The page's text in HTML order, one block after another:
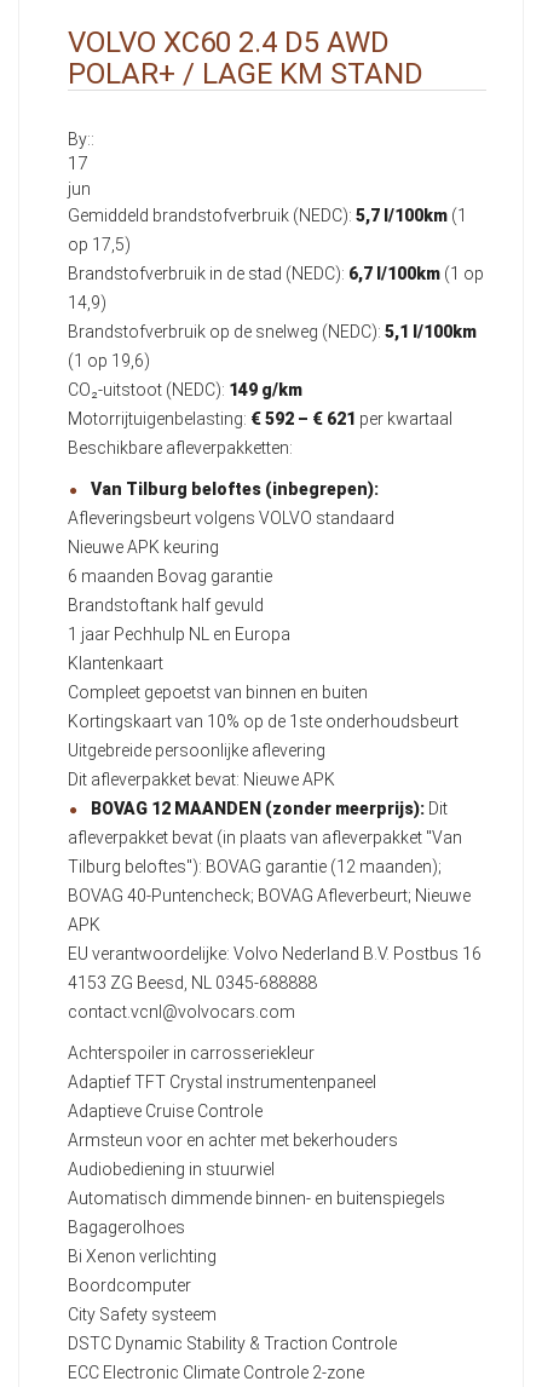
VOLVO XC60 2.4 D5 AWD
POLAR+ / LAGE KM STAND
By::
17
jun
Gemiddeld brandstofverbruik (NEDC): 5,7 l/100km (1
op 17,5)
Brandstofverbruik in de stad (NEDC): 6,7 l/100km (1 op
14,9)
Brandstofverbruik op de snelweg (NEDC): 5,1 l/100km
(1 op 19,6)
CO₂-uitstoot (NEDC): 149 g/km
Motorrijtuigenbelasting: € 592 – € 621 per kwartaal
Beschikbare afleverpakketten:
Van Tilburg beloftes (inbegrepen):
Afleveringsbeurt volgens VOLVO standaard
Nieuwe APK keuring
6 maanden Bovag garantie
Brandstoftank half gevuld
1 jaar Pechhulp NL en Europa
Klantenkaart
Compleet gepoetst van binnen en buiten
Kortingskaart van 10% op de 1ste onderhoudsbeurt
Uitgebreide persoonlijke aflevering
Dit afleverpakket bevat: Nieuwe APK
BOVAG 12 MAANDEN (zonder meerprijs): Dit
afleverpakket bevat (in plaats van afleverpakket "Van
Tilburg beloftes"): BOVAG garantie (12 maanden);
BOVAG 40-Puntencheck; BOVAG Afleverbeurt; Nieuwe
APK
EU verantwoordelijke: Volvo Nederland B.V. Postbus 16
4153 ZG Beesd, NL 0345-688888
contact.vcnl@volvocars.com
Achterspoiler in carrosseriekleur
Adaptief TFT Crystal instrumentenpaneel
Adaptieve Cruise Controle
Armsteun voor en achter met bekerhouders
Audiobediening in stuurwiel
Automatisch dimmende binnen- en buitenspiegels
Bagagerolhoes
Bi Xenon verlichting
Boordcomputer
City Safety systeem
DSTC Dynamic Stability & Traction Controle
ECC Electronic Climate Controle 2-zone